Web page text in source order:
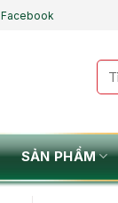
Tìm
SẢN PHẨM